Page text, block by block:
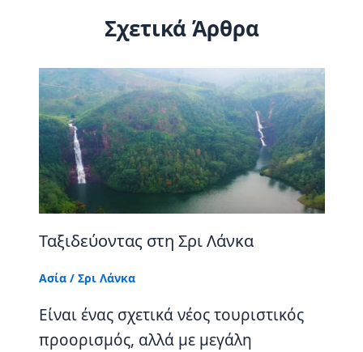
Σχετικά Άρθρα
Ταξιδεύοντας στη Σρι Λάνκα
Ασία/ Σρι Λάνκα
Είναι ένας σχετικά νέος τουριστικός
προορισμός, αλλά με μεγάλη